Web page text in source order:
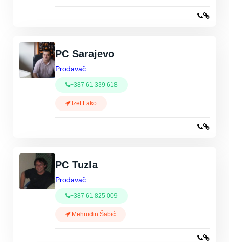
PC Sarajevo
Prodavač
+387 61 339 618
Izet Fako
PC Tuzla
Prodavač
+387 61 825 009
Mehrudin Šabić